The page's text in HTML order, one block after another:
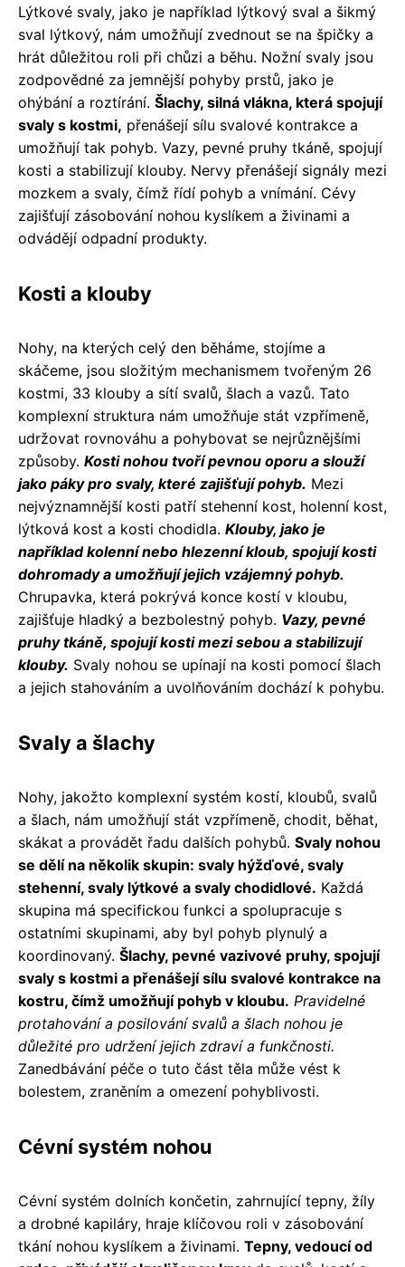
Lýtkové svaly, jako je například lýtkový sval a šikmý
sval lýtkový, nám umožňují zvednout se na špičky a
hrát důležitou roli při chůzi a běhu. Nožní svaly jsou
zodpovědné za jemnější pohyby prstů, jako je
ohýbání a roztírání. Šlachy, silná vlákna, která spojují
svaly s kostmi, přenášejí sílu svalové kontrakce a
umožňují tak pohyb. Vazy, pevné pruhy tkáně, spojují
kosti a stabilizují klouby. Nervy přenášejí signály mezi
mozkem a svaly, čímž řídí pohyb a vnímání. Cévy
zajišťují zásobování nohou kyslíkem a živinami a
odvádějí odpadní produkty.
Kosti a klouby
Nohy, na kterých celý den běháme, stojíme a
skáčeme, jsou složitým mechanismem tvořeným 26
kostmi, 33 klouby a sítí svalů, šlach a vazů. Tato
komplexní struktura nám umožňuje stát vzpřímeně,
udržovat rovnováhu a pohybovat se nejrůznějšími
způsoby. Kosti nohou tvoří pevnou oporu a slouží
jako páky pro svaly, které zajišťují pohyb. Mezi
nejvýznamnější kosti patří stehenní kost, holenní kost,
lýtková kost a kosti chodidla. Klouby, jako je
například kolenní nebo hlezenní kloub, spojují kosti
dohromady a umožňují jejich vzájemný pohyb.
Chrupavka, která pokrývá konce kostí v kloubu,
zajišťuje hladký a bezbolestný pohyb. Vazy, pevné
pruhy tkáně, spojují kosti mezi sebou a stabilizují
klouby. Svaly nohou se upínají na kosti pomocí šlach
a jejich stahováním a uvolňováním dochází k pohybu.
Svaly a šlachy
Nohy, jakožto komplexní systém kostí, kloubů, svalů
a šlach, nám umožňují stát vzpřímeně, chodit, běhat,
skákat a provádět řadu dalších pohybů. Svaly nohou
se dělí na několik skupin: svaly hýžďové, svaly
stehenní, svaly lýtkové a svaly chodidlové. Každá
skupina má specifickou funkci a spolupracuje s
ostatními skupinami, aby byl pohyb plynulý a
koordinovaný. Šlachy, pevné vazivové pruhy, spojují
svaly s kostmi a přenášejí sílu svalové kontrakce na
kostru, čímž umožňují pohyb v kloubu. Pravidelné
protahování a posilování svalů a šlach nohou je
důležité pro udržení jejich zdraví a funkčnosti.
Zanedbávání péče o tuto část těla může vést k
bolestem, zraněním a omezení pohyblivosti.
Cévní systém nohou
Cévní systém dolních končetin, zahrnující tepny, žíly
a drobné kapiláry, hraje klíčovou roli v zásobování
tkání nohou kyslíkem a živinami. Tepny, vedoucí od